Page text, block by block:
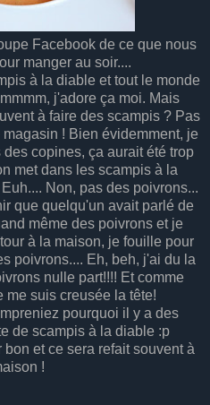
Facebook de ce que nous
manger au soir....
à la diable et tout le monde
j'adore ça moi. Mais
à faire des scampis ? Pas
! Bien évidemment, je
copines, ça aurait été trop
met dans les scampis à la
Non, pas des poivrons...
que quelqu'un avait parlé de
même des poivrons et je
à la maison, je fouille pour
poivrons.... Eh, beh, j'ai du la
nulle part!!!! Et comme
me suis creusée la tête!
pourquoi il y a des
de scampis à la diable :p
et ce sera refait souvent à
!